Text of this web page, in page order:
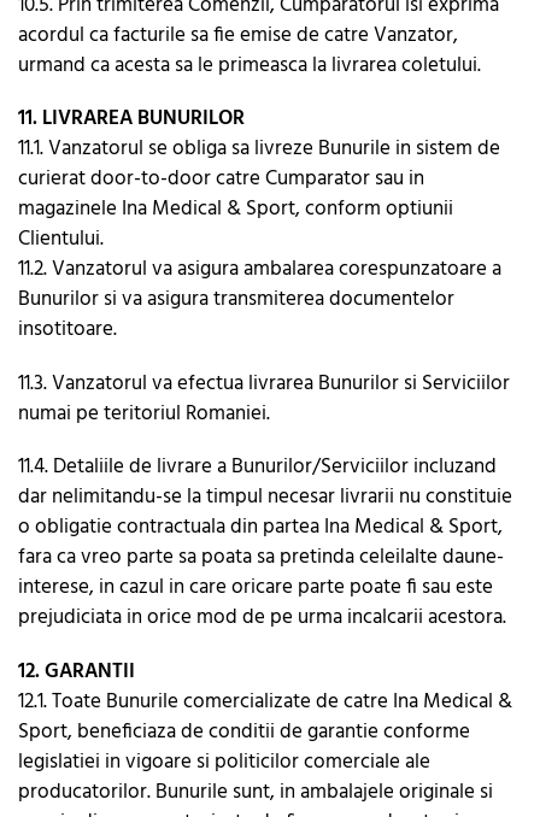
acordul ca facturile sa fie emise de catre Vanzator,
urmand ca acesta sa le primeasca la livrarea coletului.
11. LIVRAREA BUNURILOR
11.1. Vanzatorul se obliga sa livreze Bunurile in sistem de
curierat door-to-door catre Cumparator sau in
magazinele Ina Medical & Sport, conform optiunii
Clientului.
11.2. Vanzatorul va asigura ambalarea corespunzatoare a
Bunurilor si va asigura transmiterea documentelor
insotitoare.
11.3. Vanzatorul va efectua livrarea Bunurilor si Serviciilor
numai pe teritoriul Romaniei.
11.4. Detaliile de livrare a Bunurilor/Serviciilor incluzand
dar nelimitandu-se la timpul necesar livrarii nu constituie
o obligatie contractuala din partea Ina Medical & Sport,
fara ca vreo parte sa poata sa pretinda celeilalte daune-
interese, in cazul in care oricare parte poate fi sau este
prejudiciata in orice mod de pe urma incalcarii acestora.
12. GARANTII
12.1. Toate Bunurile comercializate de catre Ina Medical &
Sport, beneficiaza de conditii de garantie conforme
legislatiei in vigoare si politicilor comerciale ale
producatorilor. Bunurile sunt, in ambalajele originale si